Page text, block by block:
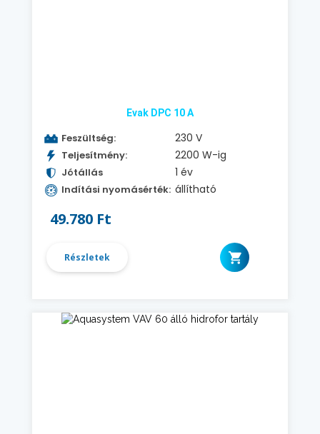
Evak DPC 10 A
Feszültség: 230 V
Teljesítmény: 2200 W-ig
Jótállás 1 év
Indítási nyomásérték: állítható
49.780 Ft
Részletek